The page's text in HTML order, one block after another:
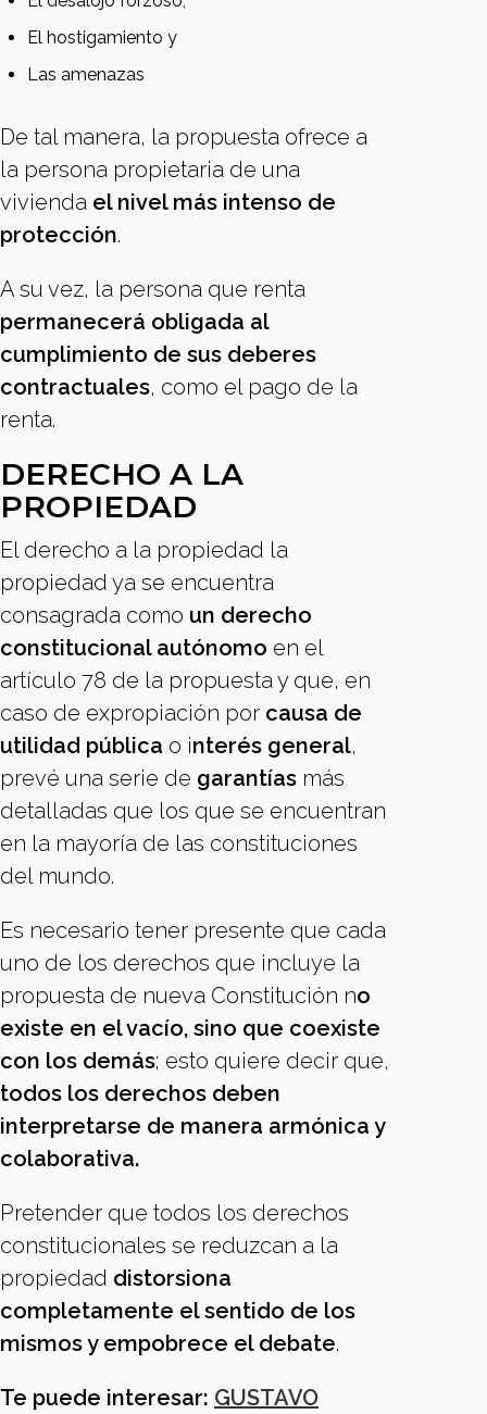
El hostigamiento y
Las amenazas
De tal manera, la propuesta ofrece a
la persona propietaria de una
vivienda el nivel más intenso de
protección.
A su vez, la persona que renta
permanecerá obligada al
cumplimiento de sus deberes
contractuales, como el pago de la
renta.
DERECHO A LA
PROPIEDAD
El derecho a la propiedad la
propiedad ya se encuentra
consagrada como un derecho
constitucional autónomo en el
artículo 78 de la propuesta y que, en
caso de expropiación por causa de
utilidad pública o interés general,
prevé una serie de garantías más
detalladas que los que se encuentran
en la mayoría de las constituciones
del mundo.
Es necesario tener presente que cada
uno de los derechos que incluye la
propuesta de nueva Constitución no
existe en el vacío, sino que coexiste
con los demás; esto quiere decir que,
todos los derechos deben
interpretarse de manera armónica y
colaborativa.
Pretender que todos los derechos
constitucionales se reduzcan a la
propiedad distorsiona
completamente el sentido de los
mismos y empobrece el debate.
Te puede interesar: GUSTAVO